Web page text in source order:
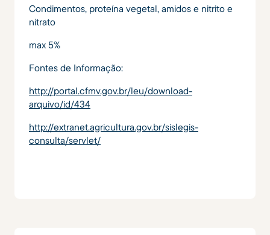
Condimentos, proteína vegetal, amidos e nitrito e
nitrato
max 5%
Fontes de Informação:
http://portal.cfmv.gov.br/leu/download-
arquivo/id/434
http://extranet.agricultura.gov.br/sislegis-
consulta/servlet/